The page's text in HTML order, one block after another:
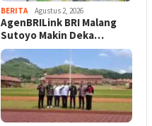
BERITA Agustus 2, 2026
AgenBRILink BRI Malang
Sutoyo Makin Deka…